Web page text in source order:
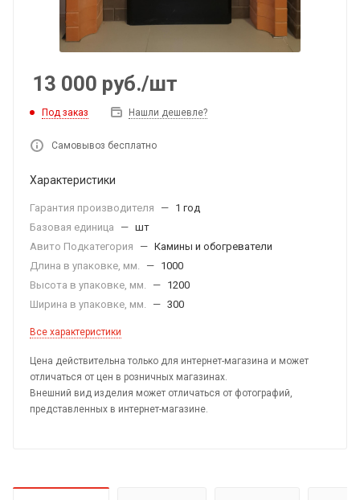
13 000 руб./шт
Под заказ Нашли дешевле?
Самовывоз бесплатно
Характеристики
Гарантия производителя — 1 год
Базовая единица
— шт
Авито Подкатегория
— Камины и обогреватели
Длина в упаковке, мм.
— 1000
Высота в упаковке, мм.
— 1200
Ширина в упаковке, мм.
— 300
Все характеристики
Цена действительна только для интернет-магазина и может
отличаться от цен в розничных магазинах.
Внешний вид изделия может отличаться от фотографий,
представленных в интернет-магазине.